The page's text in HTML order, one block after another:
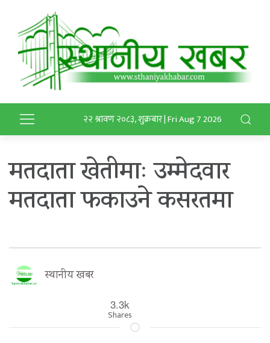
२२ श्रावण २०८३, शुक्रबार | Fri Aug 7 2026
मतदाता खेतीमाः उम्मेदवार
मतदाता फकाउने कसरतमा
स्थानीय खबर
3.3k
Shares